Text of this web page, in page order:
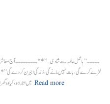
نخرے کرے گی، بات نہیں مانے گی، زندگی اجیرن کر دے
میں اتارا ہو، Read more